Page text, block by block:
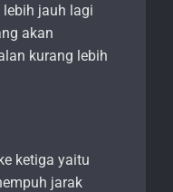
jauh lagi
akan
kurang lebih
ketiga yaitu
jarak